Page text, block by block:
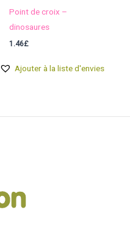
Point de croix –
dinosaures
1.46£
Ajouter à la liste d'envies